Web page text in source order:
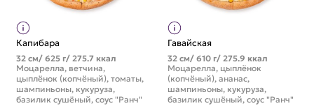
Капибара
32 см/ 625 г/ 275.7 ккал
Моцарелла, ветчина,
цыплёнок (копчёный), томаты,
шампиньоны, кукуруза,
базилик сушёный, соус "Ранч"
Гавайская
32 см/ 610 г/ 275.9 ккал
Моцарелла, цыплёнок
(копчёный), ананас,
шампиньоны, кукуруза,
базилик сушёный, соус "Ранч"